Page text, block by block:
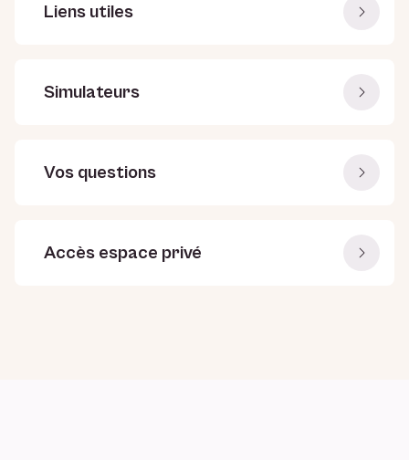
Liens utiles
Simulateurs
Vos questions
Accès espace privé